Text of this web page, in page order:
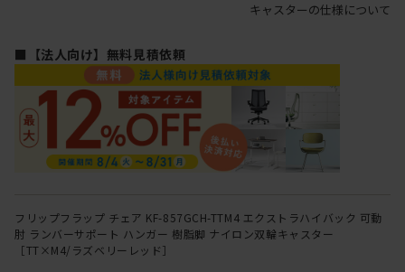
キャスターの仕様について
■【法人向け】無料見積依頼
フリップフラップ チェア KF-857GCH-TTM4 エクストラハイバック 可動
肘 ランバーサポート ハンガー 樹脂脚 ナイロン双輪キャスター
［TT×M4/ラズベリーレッド］